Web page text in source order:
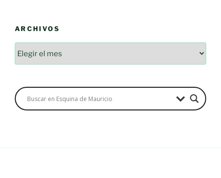
ARCHIVOS